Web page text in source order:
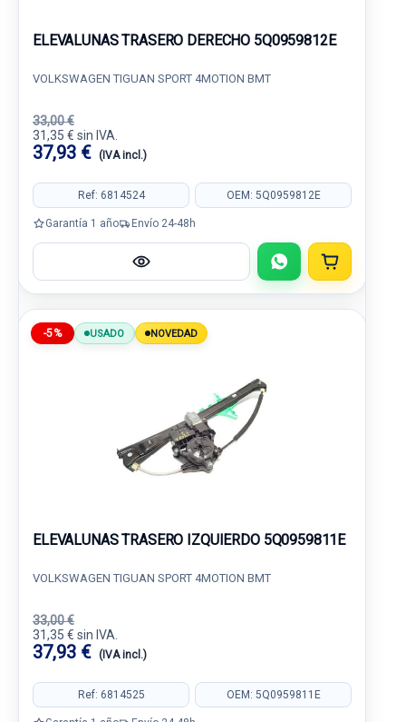
ELEVALUNAS TRASERO DERECHO 5Q0959812E
VOLKSWAGEN TIGUAN SPORT 4MOTION BMT
33,00 €
31,35 € sin IVA.
37,93 € (IVA incl.)
Ref: 6814524 OEM: 5Q0959812E
Garantía 1 año Envío 24-48h
-5% USADO NOVEDAD
ELEVALUNAS TRASERO IZQUIERDO 5Q0959811E
VOLKSWAGEN TIGUAN SPORT 4MOTION BMT
33,00 €
31,35 € sin IVA.
37,93 € (IVA incl.)
Ref: 6814525 OEM: 5Q0959811E